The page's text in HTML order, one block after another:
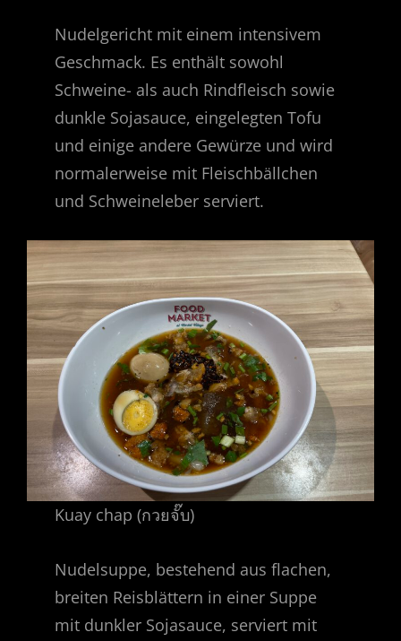
Nudelgericht mit einem intensivem
Geschmack. Es enthält sowohl
Schweine- als auch Rindfleisch sowie
dunkle Sojasauce, eingelegten Tofu
und einige andere Gewürze und wird
normalerweise mit Fleischbällchen
und Schweineleber serviert.
Kuay chap (กวยจั๊บ)
Nudelsuppe, bestehend aus flachen,
breiten Reisblättern in einer Suppe
mit dunkler Sojasauce, serviert mit